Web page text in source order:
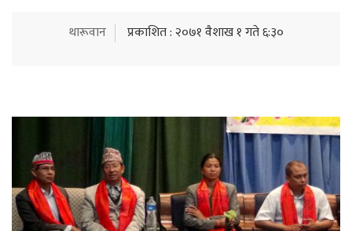
थारूवान प्रकाशित : २०७१ वैशाख १ गते ६:३०